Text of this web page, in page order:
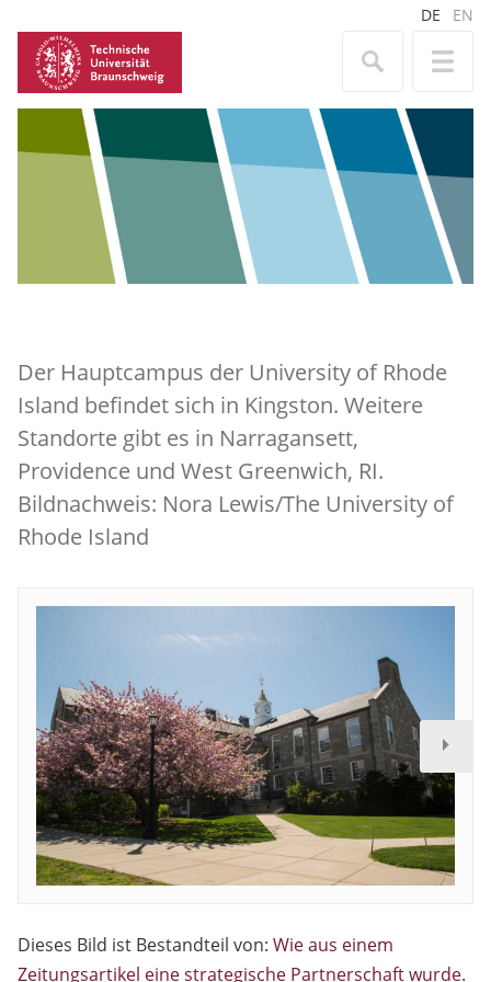
DE EN
Der Hauptcampus der University of Rhode
Island befindet sich in Kingston. Weitere
Standorte gibt es in Narragansett,
Providence und West Greenwich, RI.
Bildnachweis: Nora Lewis/The University of
Rhode Island
Dieses Bild ist Bestandteil von: Wie aus einem
Zeitungsartikel eine strategische Partnerschaft wurde.